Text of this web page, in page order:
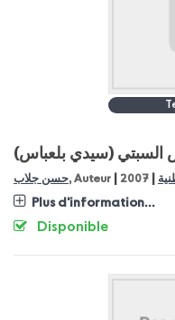
العباس السبتي
حسن جلاب, Auteur 2007
Plus d'information...
Disponible